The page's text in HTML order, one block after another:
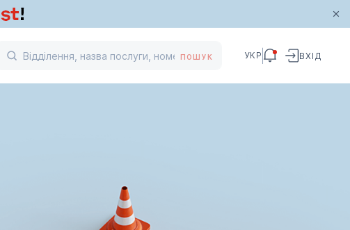
ПОШУК УКР ВХІД